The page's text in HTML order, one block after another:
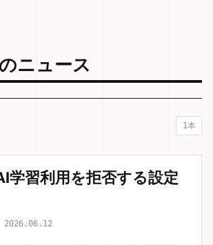
ニュース
1本
学習利用を拒否する設定
2026.06.12